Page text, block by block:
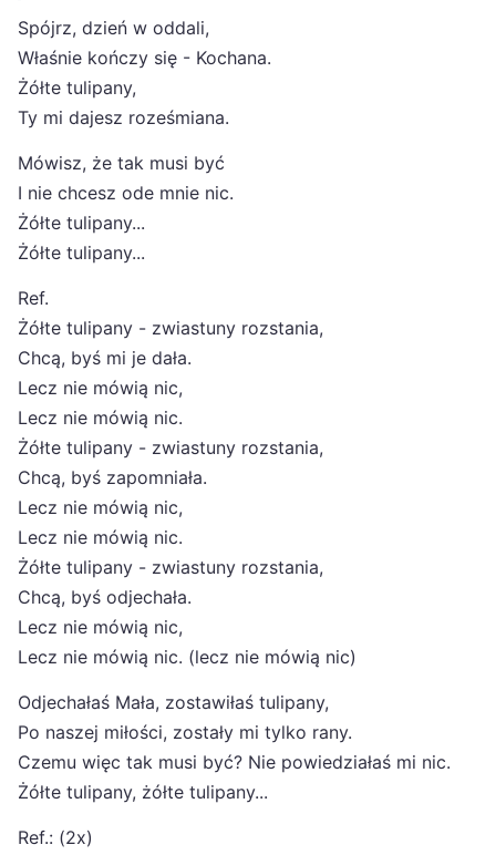
Spójrz, dzień w oddali,
Właśnie kończy się - Kochana.
Żółte tulipany,
Ty mi dajesz roześmiana.
Mówisz, że tak musi być
I nie chcesz ode mnie nic.
Żółte tulipany...
Żółte tulipany...
Ref.
Żółte tulipany - zwiastuny rozstania,
Chcą, byś mi je dała.
Lecz nie mówią nic,
Lecz nie mówią nic.
Żółte tulipany - zwiastuny rozstania,
Chcą, byś zapomniała.
Lecz nie mówią nic,
Lecz nie mówią nic.
Żółte tulipany - zwiastuny rozstania,
Chcą, byś odjechała.
Lecz nie mówią nic,
Lecz nie mówią nic. (lecz nie mówią nic)
Odjechałaś Mała, zostawiłaś tulipany,
Po naszej miłości, zostały mi tylko rany.
Czemu więc tak musi być? Nie powiedziałaś mi nic.
Żółte tulipany, żółte tulipany...
Ref.: (2x)